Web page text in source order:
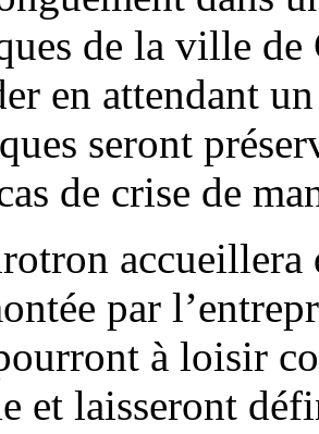
de la ville de
en attendant
seront
de crise de
par
à loisir
et laisseront